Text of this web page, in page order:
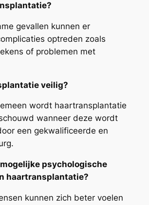
gevallen kunnen er
optreden zoals
of problemen met
veilig?
wordt haartransplantatie
wanneer deze wordt
een gekwalificeerde en
psychologische
haartransplantatie?
kunnen zich beter voelen